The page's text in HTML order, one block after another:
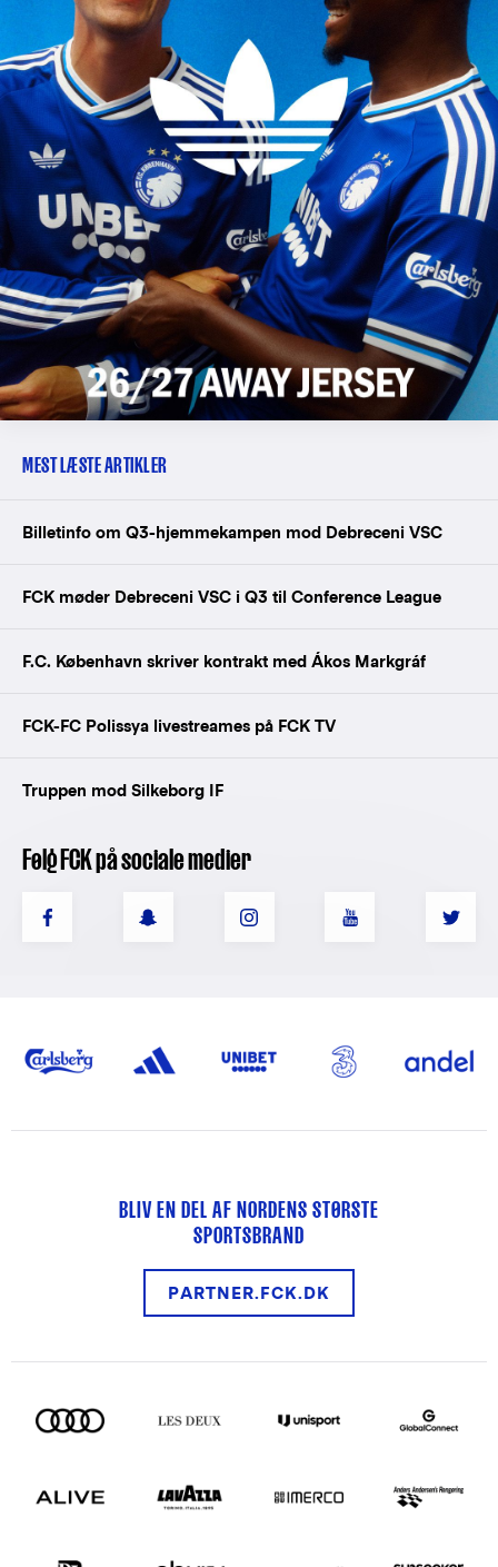
MEST LÆSTE ARTIKLER
Billetinfo om Q3-hjemmekampen mod Debreceni VSC
FCK møder Debreceni VSC i Q3 til Conference League
F.C. København skriver kontrakt med Ákos Markgráf
FCK-FC Polissya livestreames på FCK TV
Truppen mod Silkeborg IF
Følg FCK på sociale medier
BLIV EN DEL AF NORDENS STØRSTE
SPORTSBRAND
PARTNER.FCK.DK